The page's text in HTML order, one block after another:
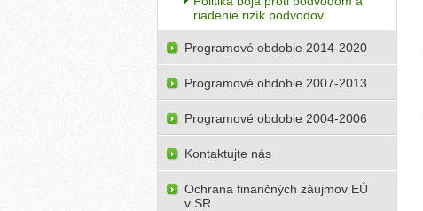
riadenie rizík podvodov
Programové obdobie 2014-2020
Programové obdobie 2007-2013
Programové obdobie 2004-2006
Kontaktujte nás
Ochrana finančných záujmov EÚ
v SR